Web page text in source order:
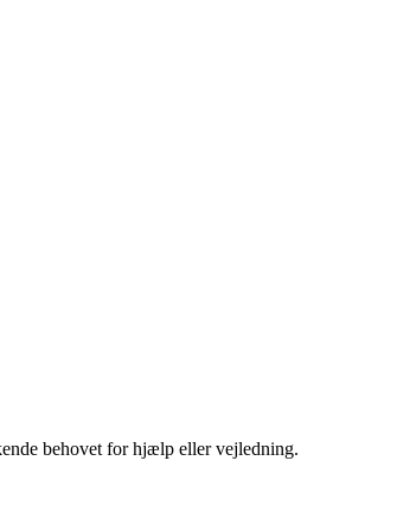
behovet for hjælp eller vejledning.